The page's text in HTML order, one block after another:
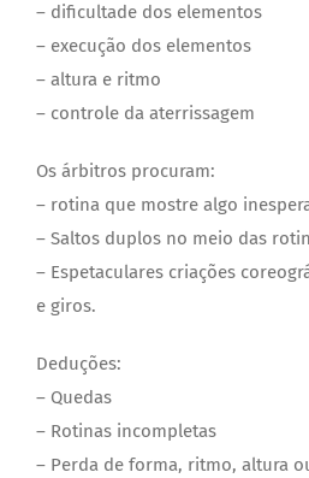
– dificultade dos elementos
– execução dos elementos
– altura e ritmo
– controle da aterrissagem
Os árbitros procuram:
– rotina que mostre algo
– Saltos duplos no meio das
– Espetaculares criações
e giros.
Deduções:
– Quedas
– Rotinas incompletas
– Perda de forma, ritmo, altura